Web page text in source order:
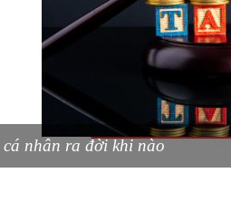
nhân ra đời khi nào